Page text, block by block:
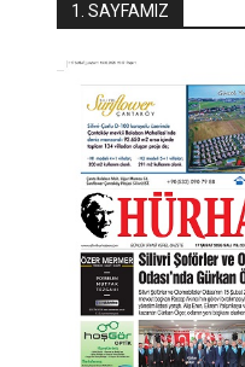
1. SAYFAMIZ